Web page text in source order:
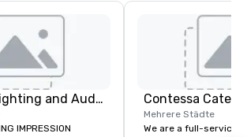
Corporate Lighting and Audio
IMPRESSION
Contessa
Mehrere Städte
We are a full-service